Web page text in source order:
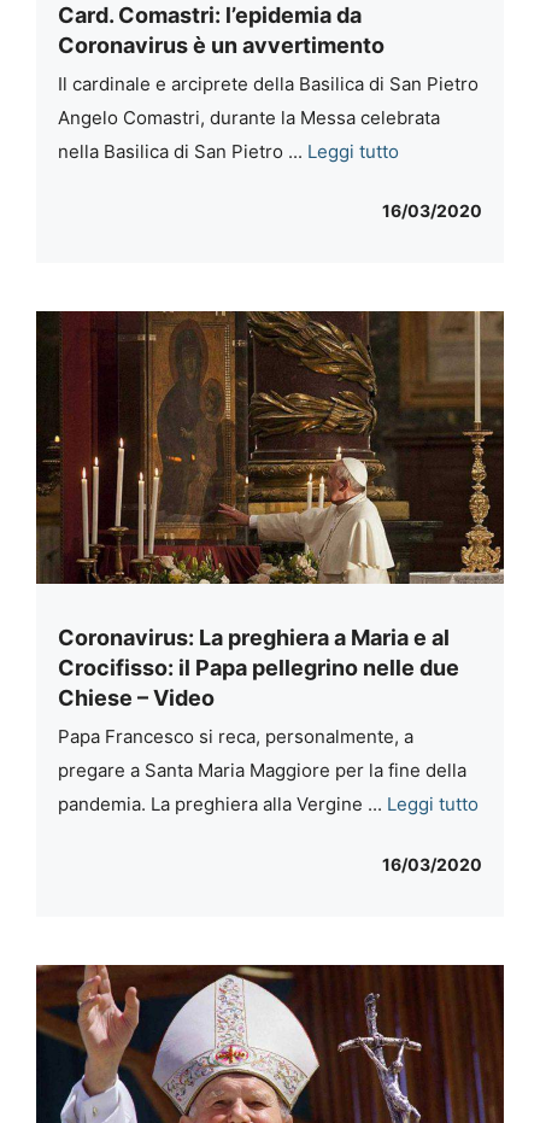
Card. Comastri: l’epidemia da
Coronavirus è un avvertimento
Il cardinale e arciprete della Basilica di San Pietro
Angelo Comastri, durante la Messa celebrata
nella Basilica di San Pietro ... Leggi tutto
16/03/2020
Coronavirus: La preghiera a Maria e al
Crocifisso: il Papa pellegrino nelle due
Chiese – Video
Papa Francesco si reca, personalmente, a
pregare a Santa Maria Maggiore per la fine della
pandemia. La preghiera alla Vergine ... Leggi tutto
16/03/2020